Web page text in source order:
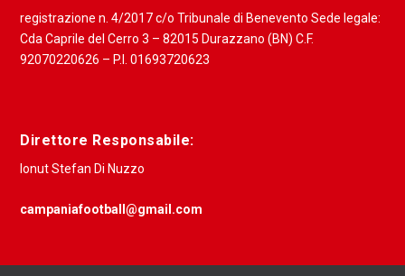
registrazione n. 4/2017 c/o Tribunale di Benevento Sede legale:
Cda Caprile del Cerro 3 – 82015 Durazzano (BN) C.F.
92070220626 – P.I. 01693720623
Direttore Responsabile:
Ionut Stefan Di Nuzzo
campaniafootball@gmail.com